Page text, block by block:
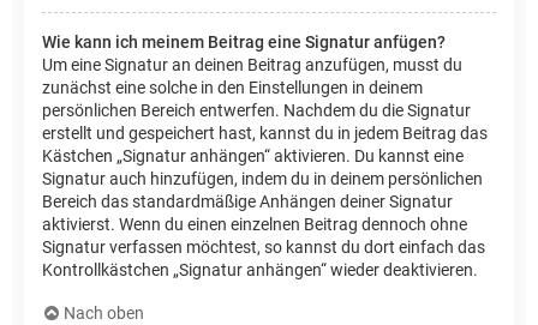
Wie kann ich meinem Beitrag eine Signatur anfügen?
Um eine Signatur an deinen Beitrag anzufügen, musst du
zunächst eine solche in den Einstellungen in deinem
persönlichen Bereich entwerfen. Nachdem du die Signatur
erstellt und gespeichert hast, kannst du in jedem Beitrag das
Kästchen „Signatur anhängen“ aktivieren. Du kannst eine
Signatur auch hinzufügen, indem du in deinem persönlichen
Bereich das standardmäßige Anhängen deiner Signatur
aktivierst. Wenn du einen einzelnen Beitrag dennoch ohne
Signatur verfassen möchtest, so kannst du dort einfach das
Kontrollkästchen „Signatur anhängen“ wieder deaktivieren.
Nach oben